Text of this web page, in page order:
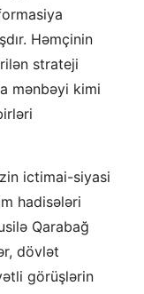
Həmçinin
strateji
mənbəyi kimi
ictimai-siyasi
hadisələri
Qarabağ
dövlət
görüşlərin